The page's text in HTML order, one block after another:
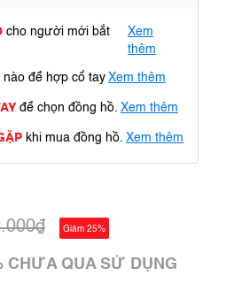
cho người mới bắt
Xem
thêm
để hợp cổ tay Xem thêm
để chọn đồng hồ. Xem thêm
khi mua đồng hồ. Xem thêm
Giảm 25%
CHƯA QUA SỬ DỤNG